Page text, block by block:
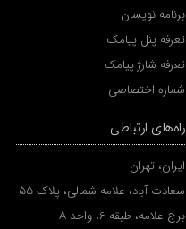
برنامه نویسان
تعرفه پنل پیامک
تعرفه شارژ پیامک
شماره اختصاصی
راه‌های ارتباطی
ایران، تهران
سعادت آباد، علامه شمالی، پلاک 55
برج علامه، طبقه 6، واحد A